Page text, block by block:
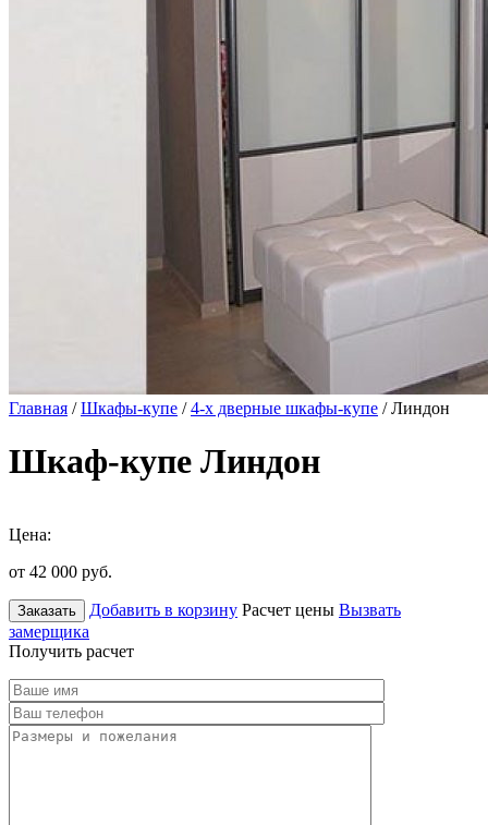
Главная /Шкафы-купе /4-х дверные шкафы-купе / Линдон
Шкаф-купе Линдон
Цена:
от 42 000 руб.
Заказать Добавить в корзину Расчет цены Вызвать
замерщика
Получить расчет